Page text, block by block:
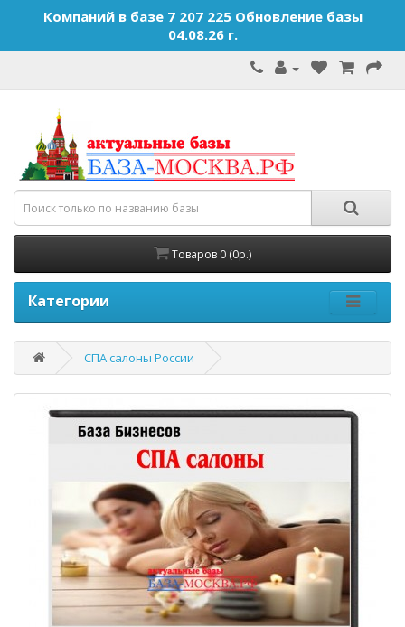
Компаний в базе 7 207 225 Обновление базы
04.08.26 г.
Товаров 0 (0р.)
Категории
СПА салоны России